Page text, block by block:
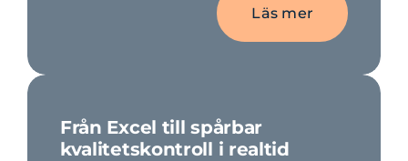
Läs mer
Från Excel till spårbar
kvalitetskontroll i realtid